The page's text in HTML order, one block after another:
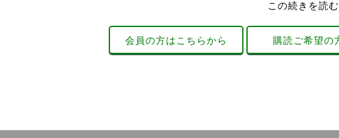
この続きを読
会員の方はこちらから 購読ご希望の